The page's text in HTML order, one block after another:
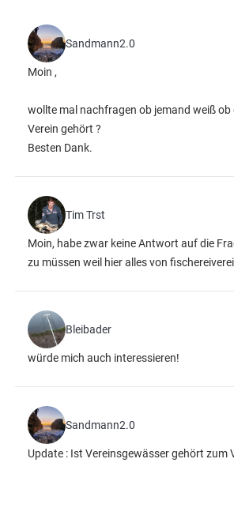
Sandmann2.0
Moin ,
wollte mal nachfragen ob jemand weiß
Verein gehört ?
Besten Dank.
Tim Trst
Moin, habe zwar keine Antwort auf die
zu müssen weil hier alles von
Bleibader
würde mich auch interessieren!
Sandmann2.0
Update : Ist Vereinsgewässer gehört zum